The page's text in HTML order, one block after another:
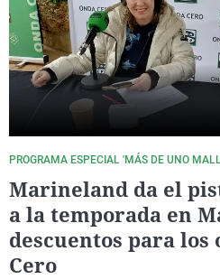
PROGRAMA ESPECIAL 'MÁS DE UNO
Marineland da el
a la temporada en
descuentos para los
Cero